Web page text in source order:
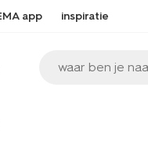
app inspiratie
waar ben je